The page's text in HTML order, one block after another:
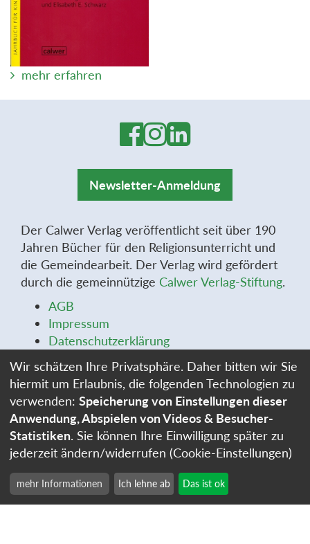
mehr erfahren
Newsletter-Anmeldung
Der Calwer Verlag veröffentlicht seit über 190
Jahren Bücher für den Religionsunterricht und
die Gemeindearbeit. Der Verlag wird gefördert
durch die gemeinnützige Calwer Verlag-Stiftung.
AGB
Impressum
Datenschutzerklärung
Widerrufsformular
Stellenangebote
Cookie-Einstellungen
Wir schätzen Ihre Privatsphäre. Daher bitten wir Sie
hiermit um Erlaubnis, die folgenden Technologien zu
verwenden: Speicherung von Einstellungen dieser
Anwendung, Abspielen von Videos & Besucher-
Statistiken. Sie können Ihre Einwilligung später zu
jederzeit ändern/widerrufen (Cookie-Einstellungen)
mehr Informationen Ich lehne ab Das ist ok